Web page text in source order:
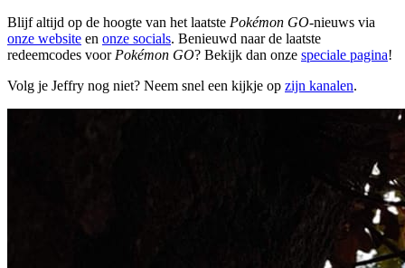
Blijf altijd op de hoogte van het laatste Pokémon GO-nieuws via
onze website en onze socials. Benieuwd naar de laatste
redeemcodes voor Pokémon GO? Bekijk dan onze speciale pagina!
Volg je Jeffry nog niet? Neem snel een kijkje op zijn kanalen.